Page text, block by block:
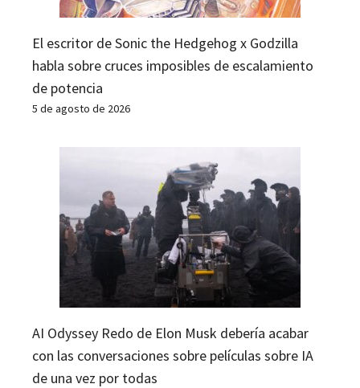
El escritor de Sonic the Hedgehog x Godzilla
habla sobre cruces imposibles de escalamiento
de potencia
5 de agosto de 2026
AI Odyssey Redo de Elon Musk debería acabar
con las conversaciones sobre películas sobre IA
de una vez por todas